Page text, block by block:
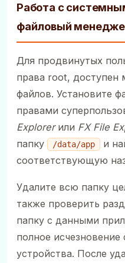
Работа с
файловый
Для продвинутых
права root, доступен
файлов. Установите
правами
Explorerили FX File
папку
/data/app
и
соответствующую
Удалите всю папку
также проверить
папку с данными
полное исчезновение
устройства. После